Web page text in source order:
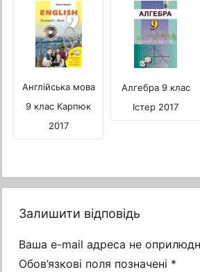
Англійська мова
9 клас Карпюк
2017
Алгебра 9 клас
Істер 2017
Залишити відповідь
Ваша e-mail адреса не
Обов’язкові поля позначені *